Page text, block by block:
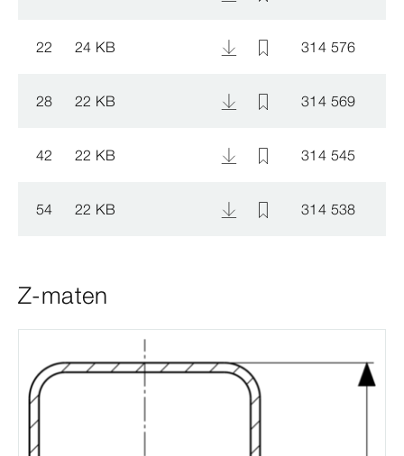
22 24 KB 314 576
28 22 KB 314 569
42 22 KB 314 545
54 22 KB 314 538
Z-maten